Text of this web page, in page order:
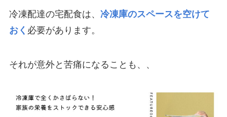
冷凍配達の宅配食は、 冷凍庫のスペースを空けて
おく 必要があります。
それが意外と苦痛になることも、、